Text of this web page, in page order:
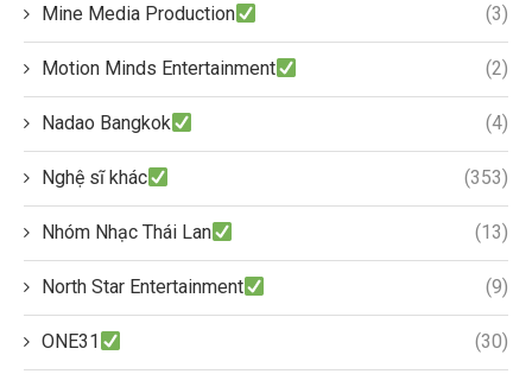
Mine Media Production (3)
Motion Minds Entertainment (2)
Nadao Bangkok (4)
Nghệ sĩ khác (353)
Nhóm Nhạc Thái Lan (13)
North Star Entertainment (9)
ONE31 (30)